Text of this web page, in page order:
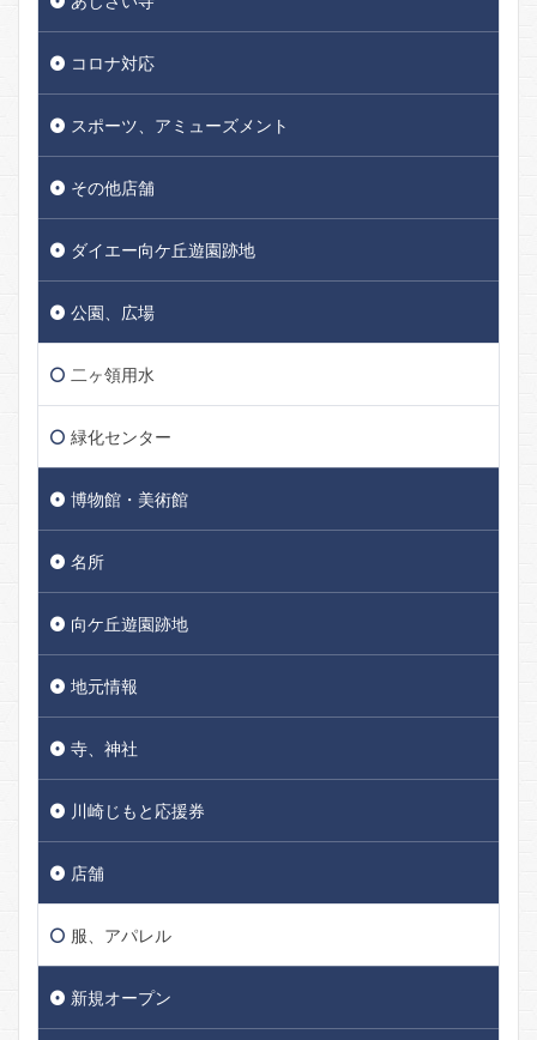
コロナ対応
スポーツ、アミューズメント
その他店舗
ダイエー向ケ丘遊園跡地
公園、広場
二ヶ領用水
緑化センター
博物館・美術館
名所
向ケ丘遊園跡地
地元情報
寺、神社
川崎じもと応援券
店舗
服、アパレル
新規オープン